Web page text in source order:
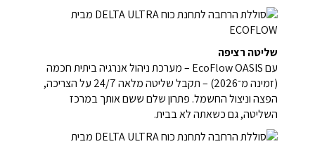
שליטה רציפה
עם EcoFlow OASIS – מערכת ניהול אנרגיה ביתית חכמה
(זמינה מ־2026) – תקבל שליטה מלאה 24/7 על הצריכה,
הפצה וניצול החשמל. פתרון שלם ששם אותך במרכז
השליטה, גם כשאתה לא בבית.